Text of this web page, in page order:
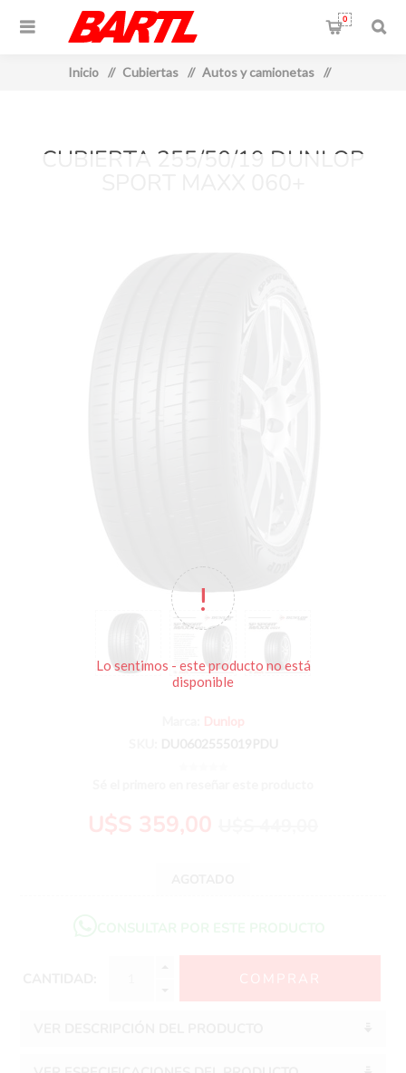
0
Inicio / Cubiertas / Autos y camionetas /
CUBIERTA 255/50/19 DUNLOP
Lo sentimos - este producto no está
disponible
Dunlop
U$S 359,00